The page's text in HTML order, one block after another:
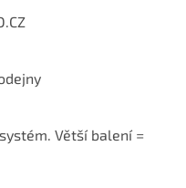
Větší balení =